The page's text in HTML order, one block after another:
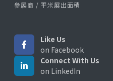
參展商 / 平米展出面積
Like Us
on Facebook
Connect With Us
on LinkedIn